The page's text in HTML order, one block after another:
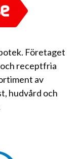
Företaget
receptfria
av
hudvård och